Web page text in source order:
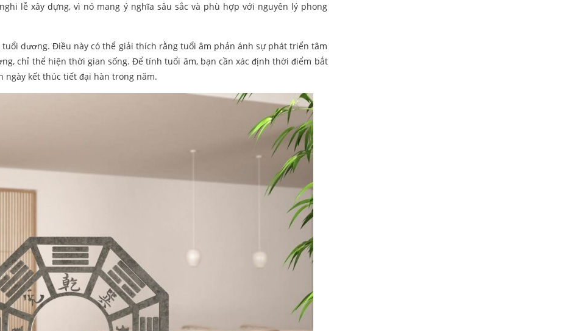
lễ xây dựng, vì nó mang ý nghĩa sâu sắc và phù hợp với nguyên lý phong
dương. Điều này có thể giải thích rằng tuổi âm phản ánh sự phát triển tâm
chỉ thể hiện thời gian sống. Để tính tuổi âm, bạn cần xác định thời điểm bắt
ngày kết thúc tiết đại hàn trong năm.